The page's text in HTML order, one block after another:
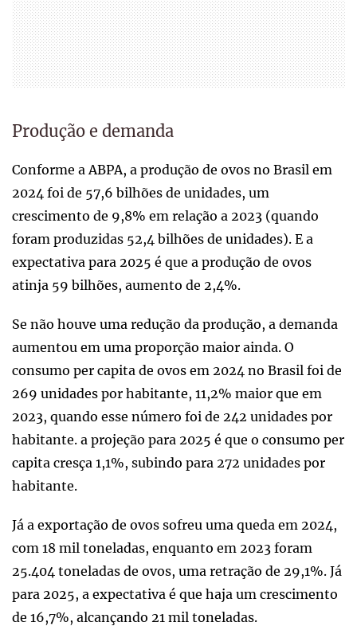
Produção e demanda
Conforme a ABPA, a produção de ovos no Brasil em
2024 foi de 57,6 bilhões de unidades, um
crescimento de 9,8% em relação a 2023 (quando
foram produzidas 52,4 bilhões de unidades). E a
expectativa para 2025 é que a produção de ovos
atinja 59 bilhões, aumento de 2,4%.
Se não houve uma redução da produção, a demanda
aumentou em uma proporção maior ainda. O
consumo per capita de ovos em 2024 no Brasil foi de
269 unidades por habitante, 11,2% maior que em
2023, quando esse número foi de 242 unidades por
habitante. a projeção para 2025 é que o consumo per
capita cresça 1,1%, subindo para 272 unidades por
habitante.
Já a exportação de ovos sofreu uma queda em 2024,
com 18 mil toneladas, enquanto em 2023 foram
25.404 toneladas de ovos, uma retração de 29,1%. Já
para 2025, a expectativa é que haja um crescimento
de 16,7%, alcançando 21 mil toneladas.